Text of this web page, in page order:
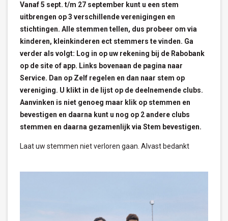
Vanaf 5 sept. t/m 27 september kunt u een stem
uitbrengen op 3 verschillende verenigingen en
stichtingen. Alle stemmen tellen, dus probeer om via
kinderen, kleinkinderen ect stemmers te vinden. Ga
verder als volgt: Log in op uw rekening bij de Rabobank
op de site of app. Links bovenaan de pagina naar
Service. Dan op Zelf regelen en dan naar stem op
vereniging. U klikt in de lijst op de deelnemende clubs.
Aanvinken is niet genoeg maar klik op stemmen en
bevestigen en daarna kunt u nog op 2 andere clubs
stemmen en daarna gezamenlijk via Stem bevestigen.
Laat uw stemmen niet verloren gaan. Alvast bedankt